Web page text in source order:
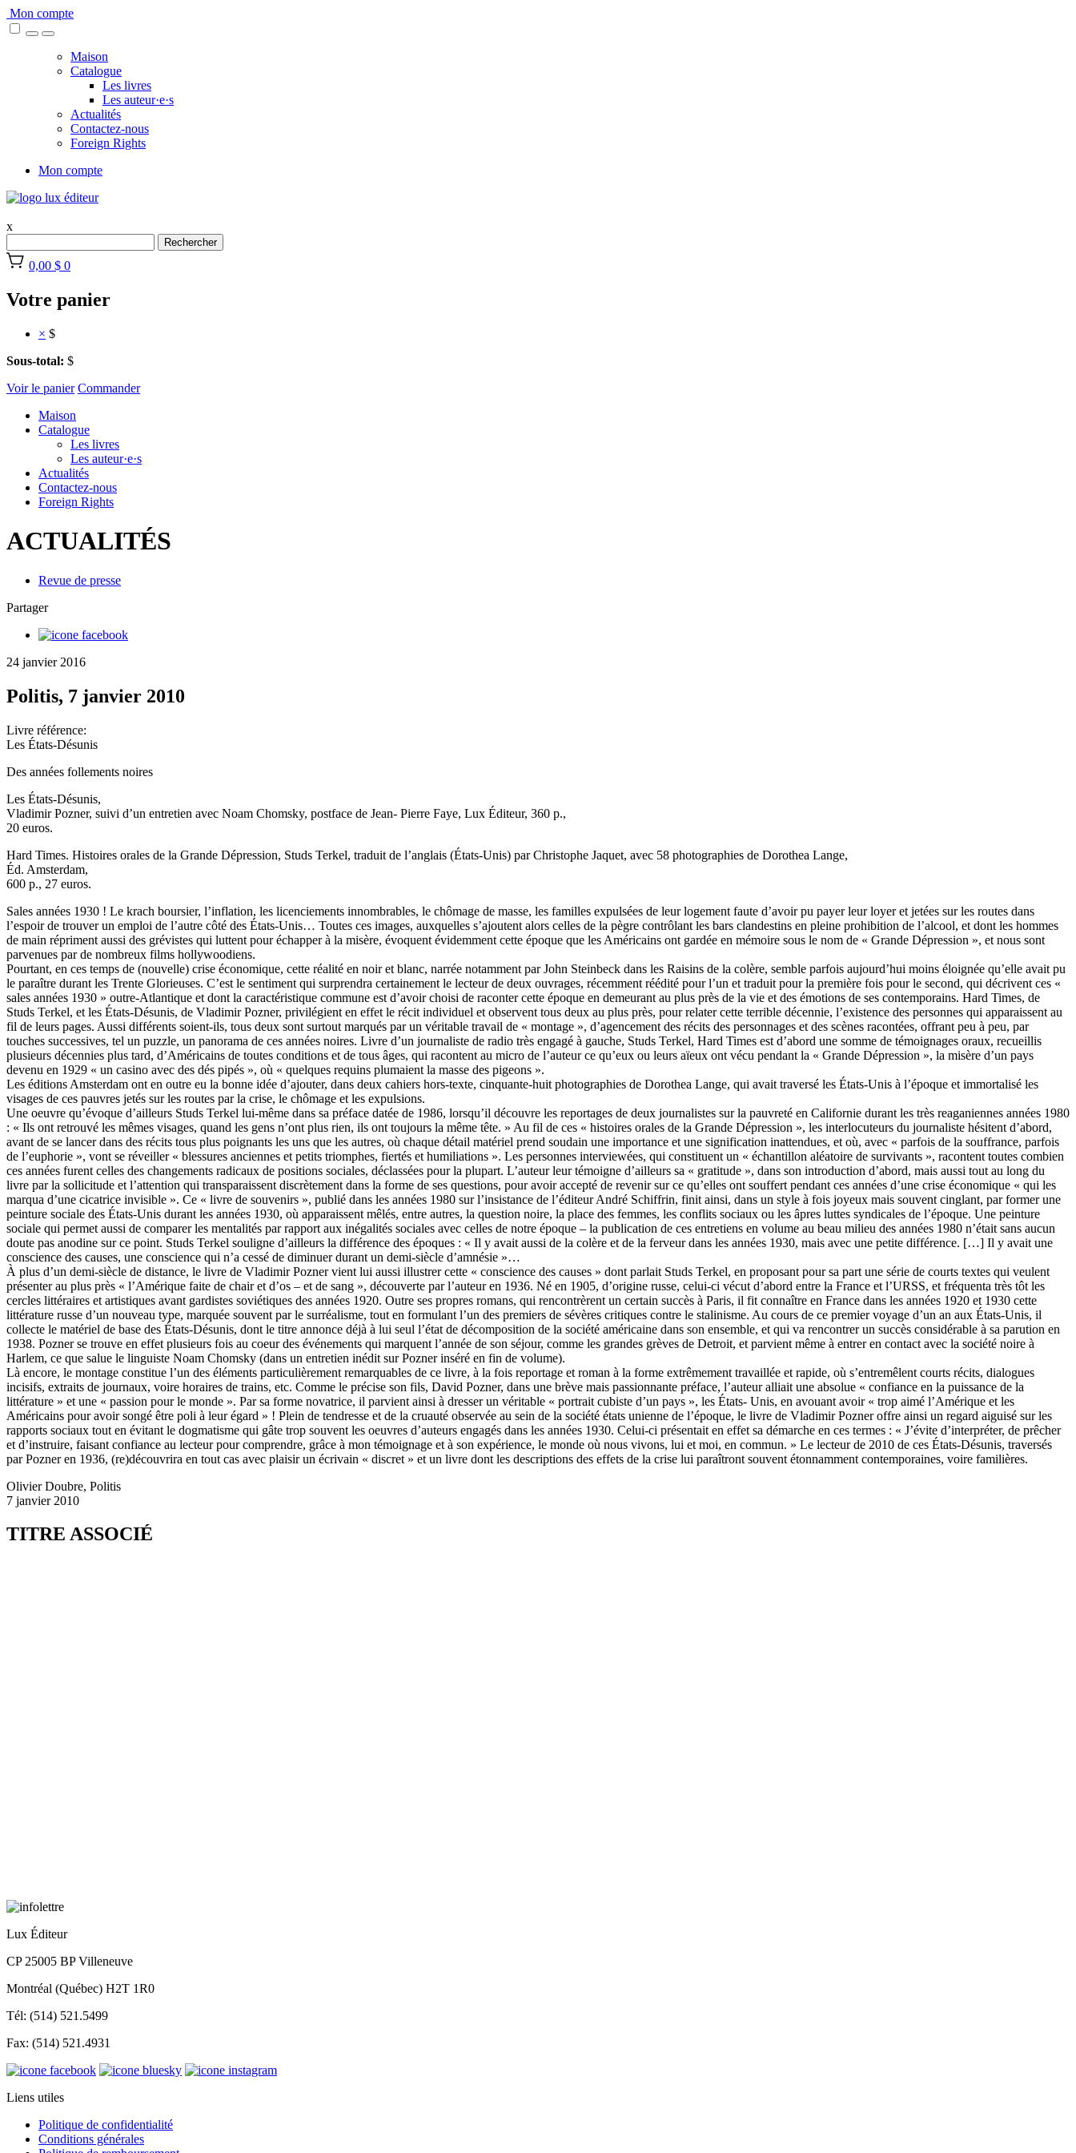
Skip
to
Mon compte
Maison
Catalogue
Les livres
Les auteur·e·s
Actualités
Contactez-nous
Foreign Rights
Mon compte
x
Rechercher
0,00 $ 0
Votre panier
× $
Sous-total: $
Voir le panier Commander
Maison
Catalogue
Les livres
Les auteur·e·s
Actualités
Contactez-nous
Foreign Rights
ACTUALITÉS
Revue de presse
Partager
24 janvier 2016
Politis, 7 janvier 2010
Livre référence:
Les États-Désunis
Des années follements noires
Les États-Désunis,
Vladimir Pozner, suivi d’un entretien avec Noam Chomsky, postface de Jean- Pierre Faye, Lux Éditeur, 360 p.,
20 euros.
Hard Times. Histoires orales de la Grande Dépression, Studs Terkel, traduit de l’anglais (États-Unis) par Christophe Jaquet, avec 58 photographies de Dorothea Lange,
Éd. Amsterdam,
600 p., 27 euros.
Sales années 1930 ! Le krach boursier, l’inflation, les licenciements innombrables, le chômage de masse, les familles expulsées de leur logement faute d’avoir pu payer leur loyer et jetées sur les routes dans
l’espoir de trouver un emploi de l’autre côté des États-Unis… Toutes ces images, auxquelles s’ajoutent alors celles de la pègre contrôlant les bars clandestins en pleine prohibition de l’alcool, et dont les hommes
de main répriment aussi des grévistes qui luttent pour échapper à la misère, évoquent évidemment cette époque que les Américains ont gardée en mémoire sous le nom de « Grande Dépression », et nous sont
parvenues par de nombreux films hollywoodiens.
Pourtant, en ces temps de (nouvelle) crise économique, cette réalité en noir et blanc, narrée notamment par John Steinbeck dans les Raisins de la colère, semble parfois aujourd’hui moins éloignée qu’elle avait pu
le paraître durant les Trente Glorieuses. C’est le sentiment qui surprendra certainement le lecteur de deux ouvrages, récemment réédité pour l’un et traduit pour la première fois pour le second, qui décrivent ces «
sales années 1930 » outre-Atlantique et dont la caractéristique commune est d’avoir choisi de raconter cette époque en demeurant au plus près de la vie et des émotions de ses contemporains. Hard Times, de
Studs Terkel, et les États-Désunis, de Vladimir Pozner, privilégient en effet le récit individuel et observent tous deux au plus près, pour relater cette terrible décennie, l’existence des personnes qui apparaissent au
fil de leurs pages. Aussi différents soient-ils, tous deux sont surtout marqués par un véritable travail de « montage », d’agencement des récits des personnages et des scènes racontées, offrant peu à peu, par
touches successives, tel un puzzle, un panorama de ces années noires. Livre d’un journaliste de radio très engagé à gauche, Studs Terkel, Hard Times est d’abord une somme de témoignages oraux, recueillis
plusieurs décennies plus tard, d’Américains de toutes conditions et de tous âges, qui racontent au micro de l’auteur ce qu’eux ou leurs aïeux ont vécu pendant la « Grande Dépression », la misère d’un pays
devenu en 1929 « un casino avec des dés pipés », où « quelques requins plumaient la masse des pigeons ».
Les éditions Amsterdam ont en outre eu la bonne idée d’ajouter, dans deux cahiers hors-texte, cinquante-huit photographies de Dorothea Lange, qui avait traversé les États-Unis à l’époque et immortalisé les
visages de ces pauvres jetés sur les routes par la crise, le chômage et les expulsions.
Une oeuvre qu’évoque d’ailleurs Studs Terkel lui-même dans sa préface datée de 1986, lorsqu’il découvre les reportages de deux journalistes sur la pauvreté en Californie durant les très reaganiennes années 1980
: « Ils ont retrouvé les mêmes visages, quand les gens n’ont plus rien, ils ont toujours la même tête. » Au fil de ces « histoires orales de la Grande Dépression », les interlocuteurs du journaliste hésitent d’abord,
avant de se lancer dans des récits tous plus poignants les uns que les autres, où chaque détail matériel prend soudain une importance et une signification inattendues, et où, avec « parfois de la souffrance, parfois
de l’euphorie », vont se réveiller « blessures anciennes et petits triomphes, fiertés et humiliations ». Les personnes interviewées, qui constituent un « échantillon aléatoire de survivants », racontent toutes combien
ces années furent celles des changements radicaux de positions sociales, déclassées pour la plupart. L’auteur leur témoigne d’ailleurs sa « gratitude », dans son introduction d’abord, mais aussi tout au long du
livre par la sollicitude et l’attention qui transparaissent discrètement dans la forme de ses questions, pour avoir accepté de revenir sur ce qu’elles ont souffert pendant ces années d’une crise économique « qui les
marqua d’une cicatrice invisible ». Ce « livre de souvenirs », publié dans les années 1980 sur l’insistance de l’éditeur André Schiffrin, finit ainsi, dans un style à fois joyeux mais souvent cinglant, par former une
peinture sociale des États-Unis durant les années 1930, où apparaissent mêlés, entre autres, la question noire, la place des femmes, les conflits sociaux ou les âpres luttes syndicales de l’époque. Une peinture
sociale qui permet aussi de comparer les mentalités par rapport aux inégalités sociales avec celles de notre époque – la publication de ces entretiens en volume au beau milieu des années 1980 n’était sans aucun
doute pas anodine sur ce point. Studs Terkel souligne d’ailleurs la différence des époques : « Il y avait aussi de la colère et de la ferveur dans les années 1930, mais avec une petite différence. […] Il y avait une
conscience des causes, une conscience qui n’a cessé de diminuer durant un demi-siècle d’amnésie »…
À plus d’un demi-siècle de distance, le livre de Vladimir Pozner vient lui aussi illustrer cette « conscience des causes » dont parlait Studs Terkel, en proposant pour sa part une série de courts textes qui veulent
présenter au plus près « l’Amérique faite de chair et d’os – et de sang », découverte par l’auteur en 1936. Né en 1905, d’origine russe, celui-ci vécut d’abord entre la France et l’URSS, et fréquenta très tôt les
cercles littéraires et artistiques avant gardistes soviétiques des années 1920. Outre ses propres romans, qui rencontrèrent un certain succès à Paris, il fit connaître en France dans les années 1920 et 1930 cette
littérature russe d’un nouveau type, marquée souvent par le surréalisme, tout en formulant l’un des premiers de sévères critiques contre le stalinisme. Au cours de ce premier voyage d’un an aux États-Unis, il
collecte le matériel de base des États-Désunis, dont le titre annonce déjà à lui seul l’état de décomposition de la société américaine dans son ensemble, et qui va rencontrer un succès considérable à sa parution en
1938. Pozner se trouve en effet plusieurs fois au coeur des événements qui marquent l’année de son séjour, comme les grandes grèves de Detroit, et parvient même à entrer en contact avec la société noire à
Harlem, ce que salue le linguiste Noam Chomsky (dans un entretien inédit sur Pozner inséré en fin de volume).
Là encore, le montage constitue l’un des éléments particulièrement remarquables de ce livre, à la fois reportage et roman à la forme extrêmement travaillée et rapide, où s’entremêlent courts récits, dialogues
incisifs, extraits de journaux, voire horaires de trains, etc. Comme le précise son fils, David Pozner, dans une brève mais passionnante préface, l’auteur alliait une absolue « confiance en la puissance de la
littérature » et une « passion pour le monde ». Par sa forme novatrice, il parvient ainsi à dresser un véritable « portrait cubiste d’un pays », les États- Unis, en avouant avoir « trop aimé l’Amérique et les
Américains pour avoir songé être poli à leur égard » ! Plein de tendresse et de la cruauté observée au sein de la société états unienne de l’époque, le livre de Vladimir Pozner offre ainsi un regard aiguisé sur les
rapports sociaux tout en évitant le dogmatisme qui gâte trop souvent les oeuvres d’auteurs engagés dans les années 1930. Celui-ci présentait en effet sa démarche en ces termes : « J’évite d’interpréter, de prêcher
et d’instruire, faisant confiance au lecteur pour comprendre, grâce à mon témoignage et à son expérience, le monde où nous vivons, lui et moi, en commun. » Le lecteur de 2010 de ces États-Désunis, traversés
par Pozner en 1936, (re)découvrira en tout cas avec plaisir un écrivain « discret » et un livre dont les descriptions des effets de la crise lui paraîtront souvent étonnamment contemporaines, voire familières.
Olivier Doubre, Politis
7 janvier 2010
TITRE ASSOCIÉ
Lux Éditeur
CP 25005 BP Villeneuve
Montréal (Québec) H2T 1R0
Tél: (514) 521.5499
Fax: (514) 521.4931
Liens utiles
Politique de confidentialité
Conditions générales